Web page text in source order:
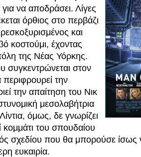
να αποδράσει. Λίγες
όρθιος στο περβάζι
και
κοστούμι, έχοντας
της Νέας Υόρκης.
στον
την
την απαίτηση του Νικ
μεσολαβήτρια
όμως, δε γνωρίζει
κομμάτι του σπουδαίου
σχεδίου που θα μπορούσε ίσως
ευκαιρία.